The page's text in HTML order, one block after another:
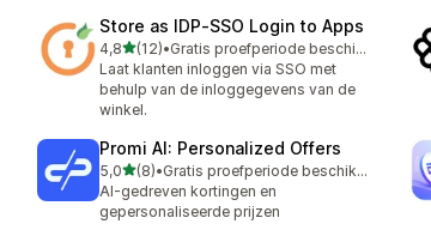
Store as IDP‑SSO Login to Apps
4,8van 5 sterren
(12)
12 recensies in totaal
•
Gratis proefperiode beschikbaar
Laat klanten inloggen via SSO met
behulp van de inloggegevens van de
winkel.
Promi AI: Personalized Offers
5,0van 5 sterren
(8)
8 recensies in totaal
•
Gratis proefperiode beschikbaar
AI-gedreven kortingen en
gepersonaliseerde prijzen